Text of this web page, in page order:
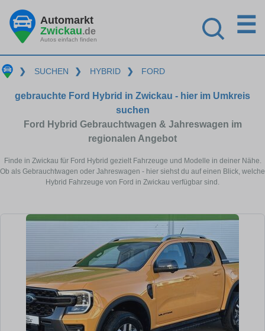
Automarkt
Zwickau.de
Autos einfach finden
☰
❯ SUCHEN ❯ HYBRID ❯ FORD
gebrauchte Ford Hybrid in Zwickau - hier im Umkreis
suchen
Ford Hybrid Gebrauchtwagen & Jahreswagen im
regionalen Angebot
Finde in Zwickau für Ford Hybrid gezielt Fahrzeuge und Modelle in deiner Nähe.
Ob als Gebrauchtwagen oder Jahreswagen - hier siehst du auf einen Blick, welche
Hybrid Fahrzeuge von Ford in Zwickau verfügbar sind.